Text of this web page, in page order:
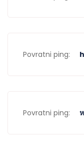
Povratni ping:
Povratni ping: